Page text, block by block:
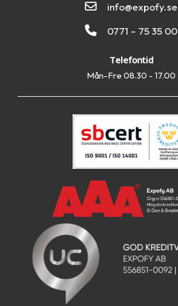
info@expofy.se
0771 – 75 35 00
Telefontid
Mån-Fre 08.30 - 17.00